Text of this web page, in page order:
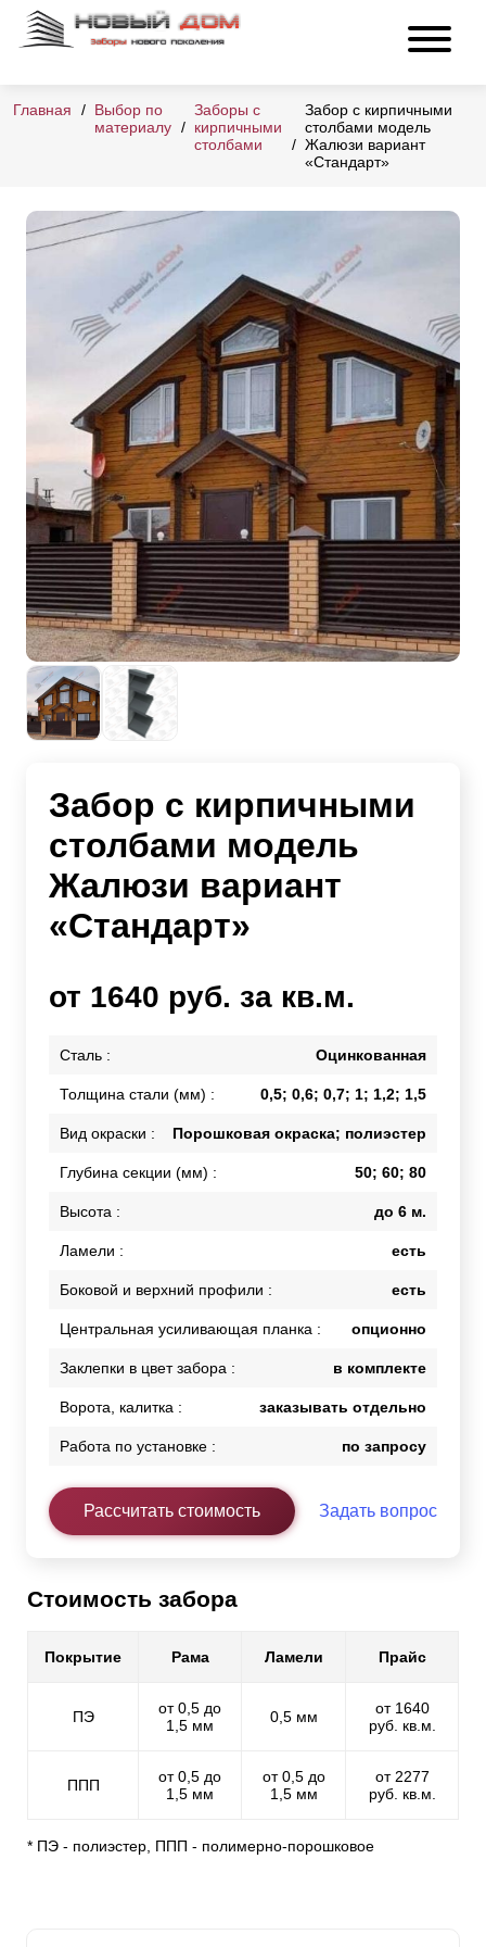
Главная
Выбор по
материалу
Заборы с
кирпичными
столбами
Забор с кирпичными
столбами модель
Жалюзи вариант
«Стандарт»
Забор с кирпичными
столбами модель
Жалюзи вариант
«Стандарт»
от 1640 руб. за кв.м.
Сталь : Оцинкованная
Толщина стали (мм) : 0,5; 0,6; 0,7; 1; 1,2; 1,5
Вид окраски : Порошковая окраска; полиэстер
Глубина секции (мм) : 50; 60; 80
Высота : до 6 м.
Ламели : есть
Боковой и верхний профили : есть
Центральная усиливающая планка : опционно
Заклепки в цвет забора : в комплекте
Ворота, калитка : заказывать отдельно
Работа по установке : по запросу
Рассчитать стоимость Задать вопрос
Стоимость забора
Покрытие Рама Ламели Прайс
ПЭ
от 0,5 до
1,5 мм
0,5 мм
от 1640
руб. кв.м.
ППП
от 0,5 до
1,5 мм
от 0,5 до
1,5 мм
от 2277
руб. кв.м.
* ПЭ - полиэстер, ППП - полимерно-порошковое